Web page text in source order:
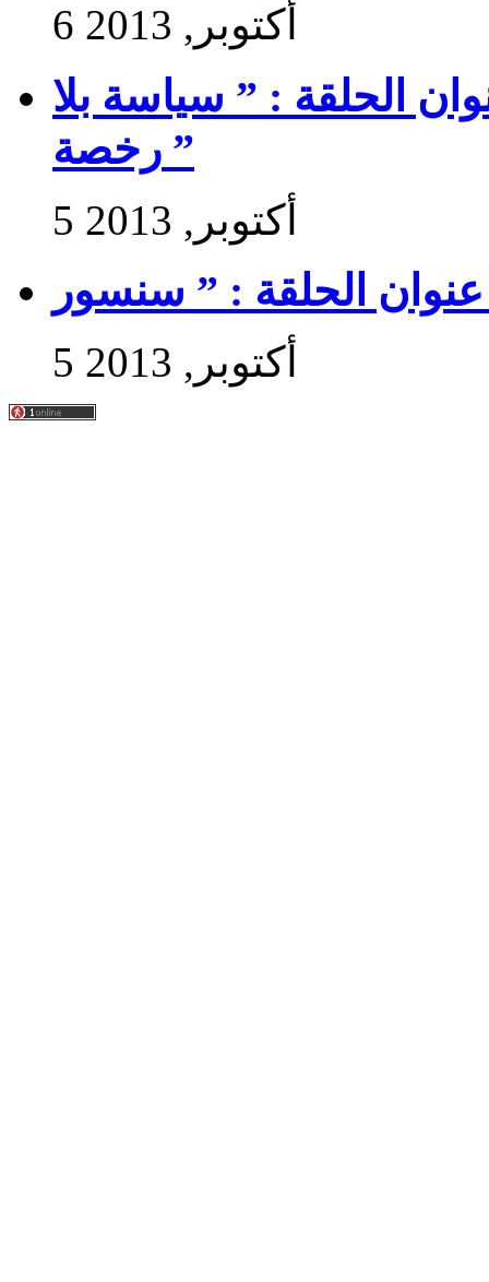
6 أكتوبر, 2013
سير حتى تجي 2 : عنوان الحلقة : ” سياسة بلا
رخصة ”
5 أكتوبر, 2013
5 أكتوبر, 2013